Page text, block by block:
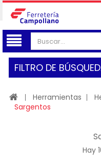
FILTRO DE
Herramientas
Sargentos
Hay